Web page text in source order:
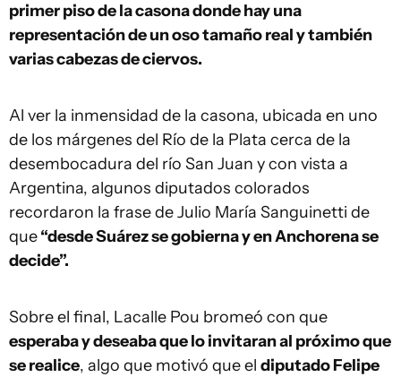
primer piso de la casona donde hay una
representación de un oso tamaño real y también
varias cabezas de ciervos.
Al ver la inmensidad de la casona, ubicada en uno
de los márgenes del Río de la Plata cerca de la
desembocadura del río San Juan y con vista a
Argentina, algunos diputados colorados
recordaron la frase de Julio María Sanguinetti de
que“desde Suárez se gobierna y en Anchorena se
decide”.
Sobre el final, Lacalle Pou bromeó con que
esperaba y deseaba que lo invitaran al próximo que
se realice, algo que motivó que el diputado Felipe